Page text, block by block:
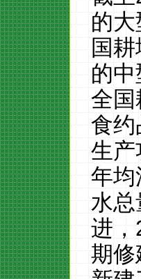
的大
国耕
的中
全国
食约
生产
年均
水总
进，
期修